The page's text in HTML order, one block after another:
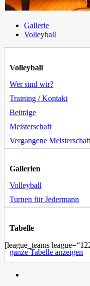
Gallerie
Volleyball
Volleyball
Wer sind wir?
Training / Kontakt
Beiträge
Meisterschaft
Vergangene
Gallerien
Volleyball
Turnen für Jedermann
Tabelle
[league_teams
ganze Tabelle anzeigen